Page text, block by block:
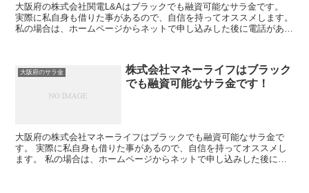
大阪府の株式会社関電L&Aはブラックでも融資可能なサラ金です。
実際に私自身も借りた事があるので、自信を持ってオススメします。
私の場合は、ホームページからネットで申し込みした後に電話があ
大阪府のサラ金
株式会社マネーライフはブラック
でも融資可能なサラ金です！
大阪府の株式会社マネーライフはブラックでも融資可能なサラ金で
す。 実際に私自身も借りた事があるので、自信を持ってオススメし
ます。 私の場合は、ホームページからネットで申し込みした後に電